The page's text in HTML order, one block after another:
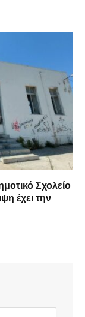
Σχολείο
έχει την